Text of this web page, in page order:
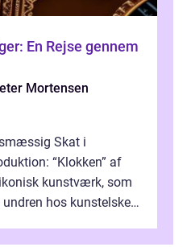
En Rejse gennem
Mortensen
Skat i
“Klokken” af
kunstværk, som
hos kunstelskere